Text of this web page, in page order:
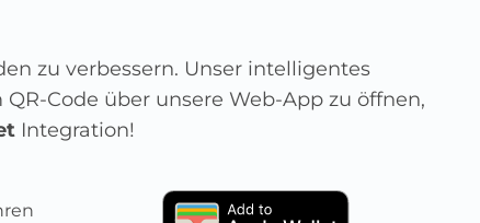
zu verbessern. Unser intelligentes
Code über unsere Web-App zu öffnen,
Integration!